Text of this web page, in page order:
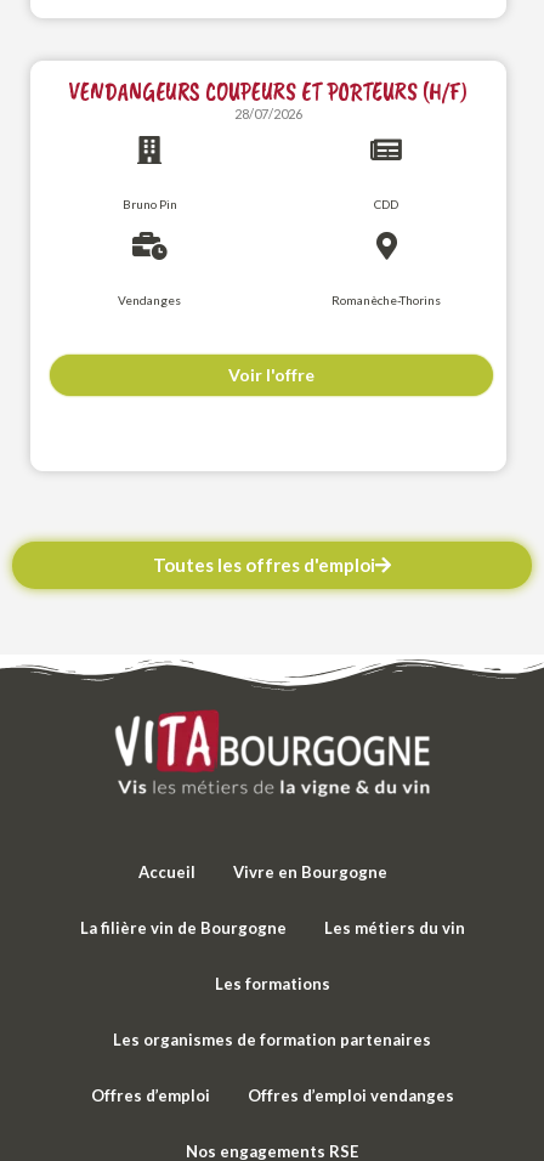
VENDANGEURS COUPEURS ET PORTEURS (H/F)
28/07/2026
Bruno Pin CDD
Vendanges Romanèche-Thorins
Voir l'offre
Toutes les offres d'emploi
Accueil Vivre en Bourgogne
La filière vin de Bourgogne Les métiers du vin
Les formations
Les organismes de formation partenaires
Offres d’emploi Offres d’emploi vendanges
Nos engagements RSE